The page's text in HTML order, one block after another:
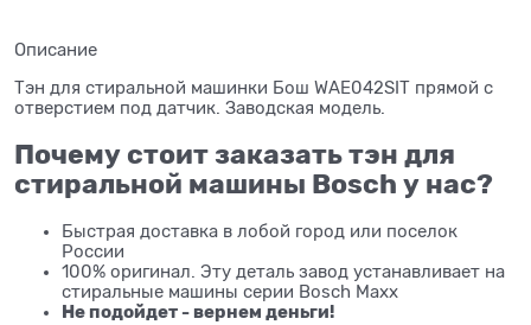
Описание
Тэн для стиральной машинки Бош WAE042SIT прямой с
отверстием под датчик. Заводская модель.
Почему стоит заказать тэн для
стиральной машины Bosch у нас?
Быстрая доставка в лобой город или поселок
России
100% оригинал. Эту деталь завод устанавливает на
стиральные машины серии Bosch Maxx
Не подойдет - вернем деньги!